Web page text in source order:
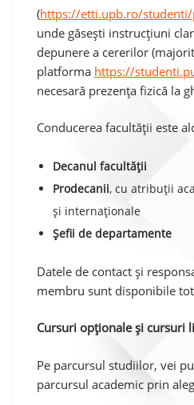
(https://etti.upb.ro/
unde găsești instrucțiuni
depunere a cererilor
platforma https://
necesară prezența fizică la
Conducerea facultății este
Decanul facultății
Prodecanii, cu atribuții
și internaționale
Șefii de departamente
Datele de contact și
membru sunt disponibile
Cursuri opționale și cursuri
Pe parcursul studiilor, vei
parcursul academic prin